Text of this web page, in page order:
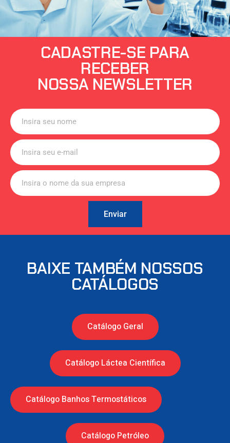
CADASTRE-SE PARA
RECEBER
NOSSA NEWSLETTER
Enviar
BAIXE TAMBÉM NOSSOS
CATÁLOGOS
Catálogo Geral
Catálogo Láctea Científica
Catálogo Banhos Termostáticos
Catálogo Petróleo